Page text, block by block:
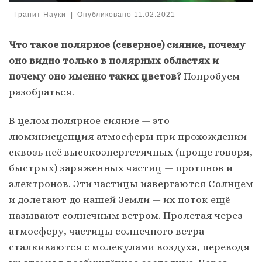
- Гранит Науки | Опубликовано 11.02.2021
Что такое полярное (северное) сияние, почему
оно видно только в полярных областях и
почему оно именно таких цветов? Попробуем
разобраться.
В целом полярное сияние — это
люминисценция атмосферы при прохождении
сквозь неё высокоэнергетичных (проще говоря,
быстрых) заряженных частиц — протонов и
электронов. Эти частицы извергаются Солнцем
и долетают до нашей Земли — их поток ещё
называют солнечным ветром. Пролетая через
атмосферу, частицы солнечного ветра
сталкиваются с молекулами воздуха, переводя